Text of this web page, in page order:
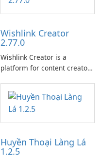
Wishlink Creator
2.77.0
Wishlink Creator is a
platform for content creators
work through built-in brand
partnerships and integrated
tools for content distribution
and audience engagement.
Huyền Thoại Làng Lá
1.2.5